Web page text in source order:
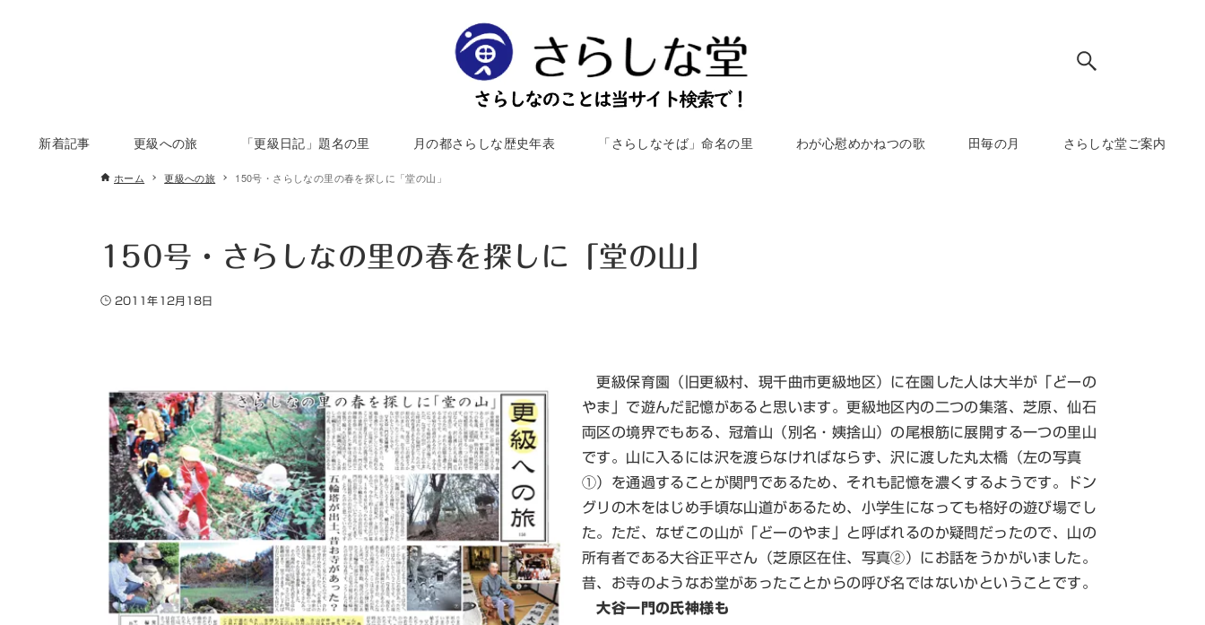
新着記事 更級への旅 「更級日記」題名の里 月の都さらしな歴史年表 「さらしなそば」命名の里 わが心慰めかねつの歌 田毎の月 さらしな堂ご案内
ホーム 更級への旅 150号・さらしなの里の春を探しに「堂の山」
150号・さらしなの里の春を探しに「堂の山」
2011年12月18日
更級保育園（旧更級村、現千曲市更級地区）に在園した人は大半が「どーの
やま」で遊んだ記憶があると思います。更級地区内の二つの集落、芝原、仙石
両区の境界でもある、冠着山（別名・姨捨山）の尾根筋に展開する一つの里山
です。山に入るには沢を渡らなければならず、沢に渡した丸太橋（左の写真
①）を通過することが関門であるため、それも記憶を濃くするようです。ドン
グリの木をはじめ手頃な山道があるため、小学生になっても格好の遊び場でし
た。ただ、なぜこの山が「どーのやま」と呼ばれるのか疑問だったので、山の
所有者である大谷正平さん（芝原区在住、写真②）にお話をうかがいました。
昔、お寺のようなお堂があったことからの呼び名ではないかということです。
大谷一門の氏神様も